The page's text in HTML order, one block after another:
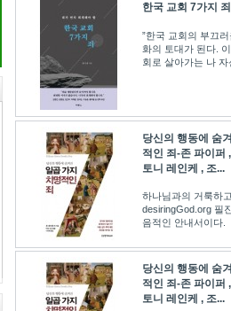
한국 교회 7가지
”한국 교회의 부끄
화의 토대가 된다.
회로 살아가는 나
당신의 행동에 숨
적인 죄-존 파이퍼
토니 레인케 , 조...
하나님과의 거룩하
desiringGod.org 필
음적인 안내서이다.
당신의 행동에 숨
적인 죄-존 파이퍼
토니 레인케 , 조...